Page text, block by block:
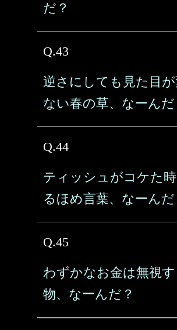
だ？
Q.43
逆さにしても見た目が
ない春の草、なーんだ
Q.44
ティッシュがコケた
るほめ言葉、なーんだ
Q.45
わずかなお金は無視す
物、なーんだ？